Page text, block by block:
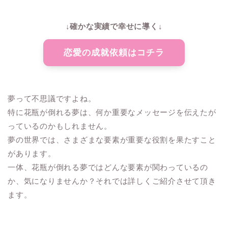
↓確かな実績で幸せに導く↓
恋愛の成就依頼はコチラ
夢って不思議ですよね。
特に花瓶が倒れる夢は、何か重要なメッセージを伝えたが
っているのかもしれません。
夢の世界では、さまざまな要素が重要な役割を果たすこと
があります。
一体、花瓶が倒れる夢ではどんな要素が関わっているの
か、気になりませんか？それでは詳しくご紹介させて頂き
ます。